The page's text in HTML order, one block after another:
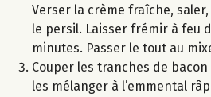
Verser la crème fraîche,
le persil. Laisser frémir à feu
minutes. Passer le tout au
Couper les tranches de
les mélanger à l’emmental